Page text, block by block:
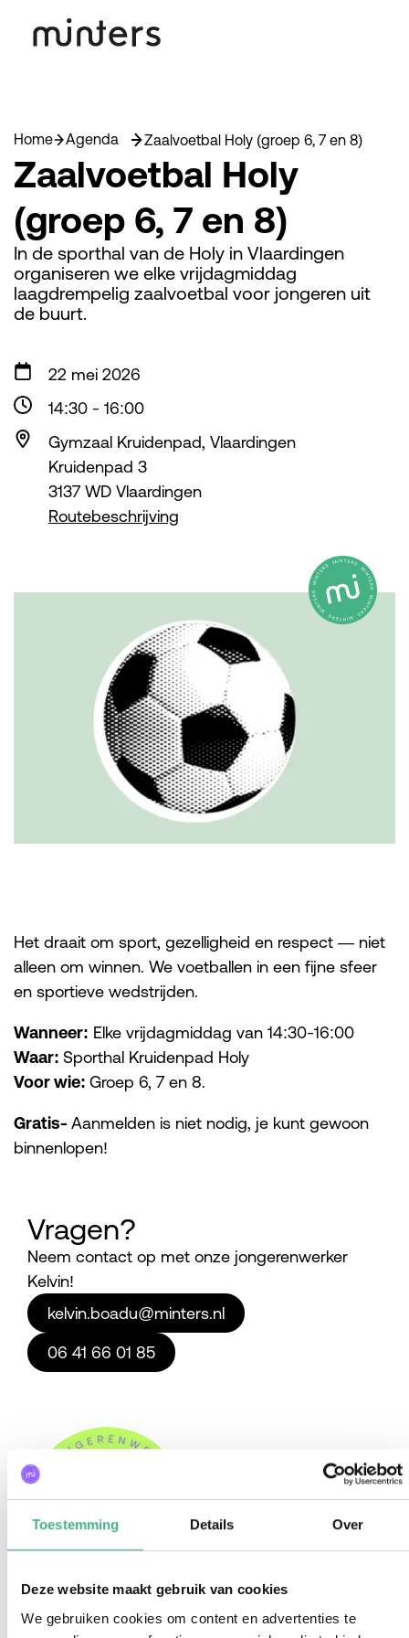
Toestemming Details Over
Deze website maakt gebruik van cookies
We gebruiken cookies om content en advertenties te
Zaalvoetbal Holy
(groep 6, 7 en 8)
In de sporthal van de Holy in Vlaardingen
organiseren we elke vrijdagmiddag
laagdrempelig zaalvoetbal voor jongeren uit
de buurt.
22 mei 2026
14:30- 16:00
Gymzaal Kruidenpad, Vlaardingen
Kruidenpad 3
3137 WD Vlaardingen
Routebeschrijving
Home Agenda Zaalvoetbal Holy (groep 6, 7 en 8)
Het draait om sport, gezelligheid en respect — niet
alleen om winnen. We voetballen in een fijne sfeer
en sportieve wedstrijden.
Wanneer: Elke vrijdagmiddag van 14:30-16:00
Waar: Sporthal Kruidenpad Holy
Voor wie: Groep 6, 7 en 8.
Gratis- Aanmelden is niet nodig, je kunt gewoon
binnenlopen!
Vragen?
Neem contact op met onze jongerenwerker
Kelvin!
kelvin.boadu@minters.nl
06 41 66 01 85
Contact
Meer weten over het jongerenwerk in